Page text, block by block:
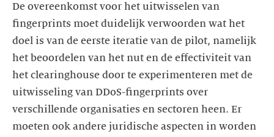
De overeenkomst voor het uitwisselen van
fingerprints moet duidelijk verwoorden wat het
doel is van de eerste iteratie van de pilot, namelijk
het beoordelen van het nut en de effectiviteit van
het clearinghouse door te experimenteren met de
uitwisseling van DDoS-fingerprints over
verschillende organisaties en sectoren heen. Er
moeten ook andere juridische aspecten in worden